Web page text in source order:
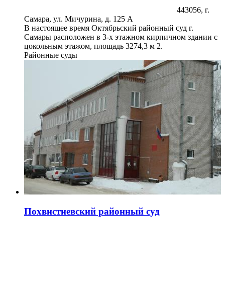
443056, г.
Самара, ул. Мичурина, д. 125 А
В настоящее время Октябрьский районный суд г.
Самары расположен в 3-х этажном кирпичном здании с
цокольным этажом, площадь 3274,3 м 2.
Районные суды
Похвистневский районный суд